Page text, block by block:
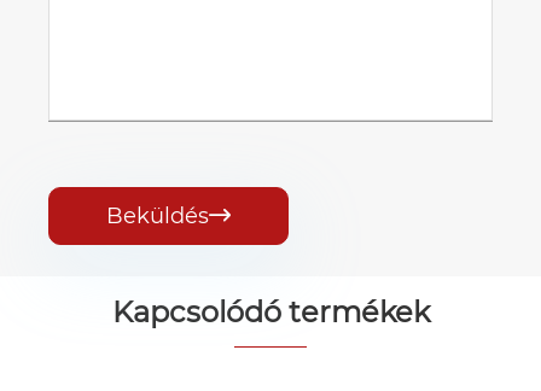
Beküldés
Kapcsolódó termékek